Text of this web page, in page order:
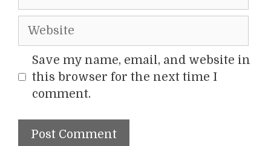
Website
Save my name, email, and website in
this browser for the next time I
comment.